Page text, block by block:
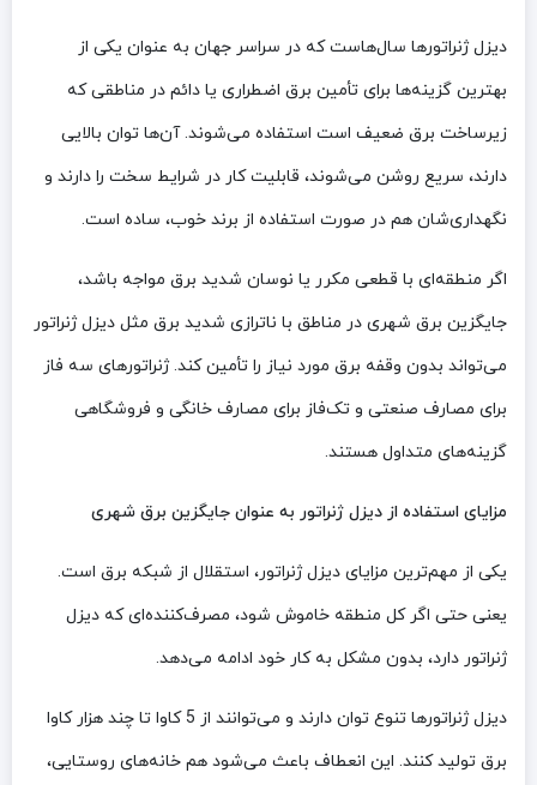
دیزل ژنراتورها سال‌هاست که در سراسر جهان به عنوان یکی از
بهترین گزینه‌ها برای تأمین برق اضطراری یا دائم در مناطقی که
زیرساخت برق ضعیف است استفاده می‌شوند. آن‌ها توان بالایی
دارند، سریع روشن می‌شوند، قابلیت کار در شرایط سخت را دارند و
نگهداری‌شان هم در صورت استفاده از برند خوب، ساده است.
اگر منطقه‌ای با قطعی مکرر یا نوسان شدید برق مواجه باشد،
جایگزین برق شهری در مناطق با ناترازی شدید برق مثل دیزل ژنراتور
می‌تواند بدون وقفه برق مورد نیاز را تأمین کند. ژنراتورهای سه فاز
برای مصارف صنعتی و تک‌فاز برای مصارف خانگی و فروشگاهی
گزینه‌های متداول هستند.
مزایای استفاده از دیزل ژنراتور به عنوان جایگزین برق شهری
یکی از مهم‌ترین مزایای دیزل ژنراتور، استقلال از شبکه برق است.
یعنی حتی اگر کل منطقه خاموش شود، مصرف‌کننده‌ای که دیزل
ژنراتور دارد، بدون مشکل به کار خود ادامه می‌دهد.
دیزل ژنراتورها تنوع توان دارند و می‌توانند از 5 کاوا تا چند هزار کاوا
برق تولید کنند. این انعطاف باعث می‌شود هم خانه‌های روستایی،